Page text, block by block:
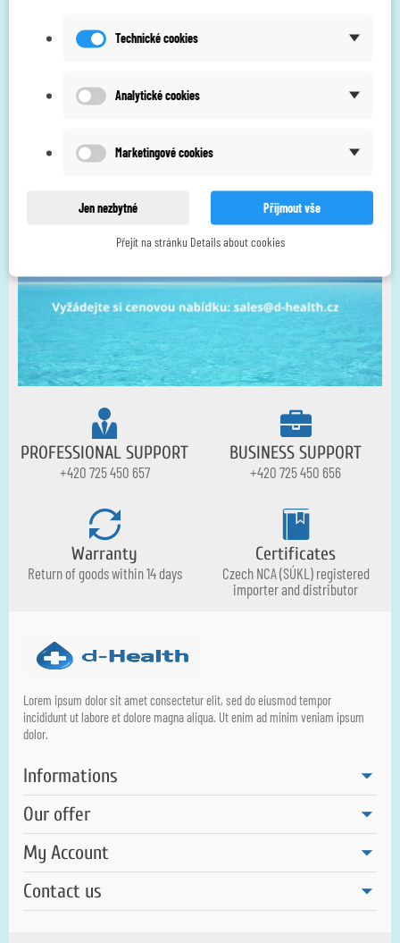
PROFESSIONAL SUPPORT
+420 725 450 657
BUSINESS SUPPORT
+420 725 450 656
Warranty
Return of goods within 14 days
Certificates
Czech NCA (SÚKL) registered
importer and distributor
Lorem ipsum dolor sit amet consectetur elit, sed do eiusmod tempor
incididunt ut labore et dolore magna aliqua. Ut enim ad minim veniam ipsum
dolor.
Informations
Our offer
My Account
Contact us
Technické cookies
Analytické cookies
Marketingové cookies
Jen nezbytné Přijmout vše
Přejít na stránku Details about cookies